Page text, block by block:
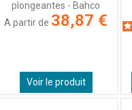
plongeantes - Bahco
A partir de 38,87 €
Voir le produit